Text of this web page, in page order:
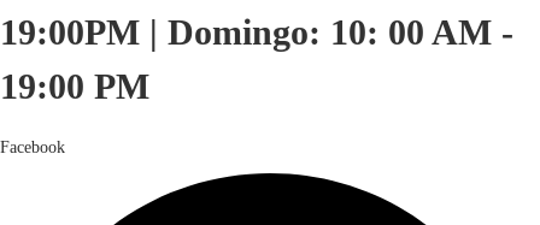
19:00PM | Domingo: 10: 00 AM -
19:00 PM
Facebook